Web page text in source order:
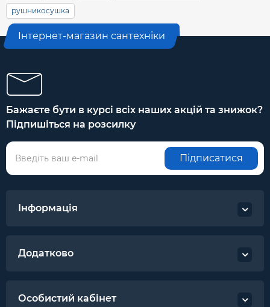
рушникосушка
Інтернет-магазин сантехніки
Бажаєте бути в курсі всіх наших акцій та знижок?
Підпишіться на розсилку
Підписатися
Інформація
Додатково
Особистий кабінет